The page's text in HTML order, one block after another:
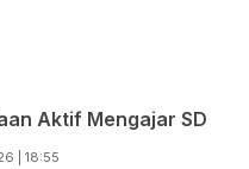
Aktif Mengajar SD
| 18:55